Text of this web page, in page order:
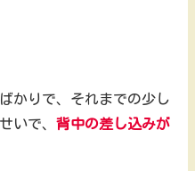
かりで、それまでの少し
いで、 背中の差し込みが